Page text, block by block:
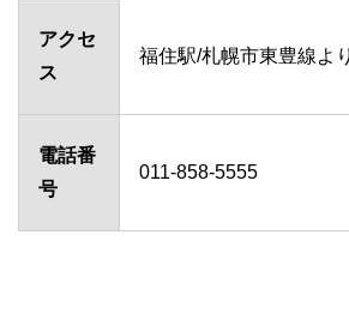
アクセ
ス
福住駅/札幌市東豊線よ
電話番
号
011-858-5555